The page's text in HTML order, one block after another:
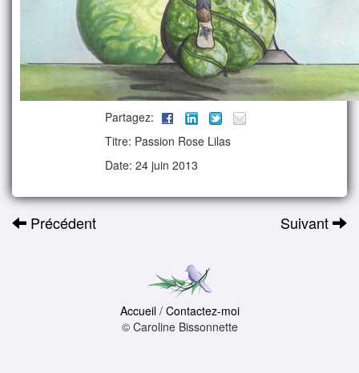
Partagez:
Titre: Passion Rose Lilas
Date: 24 juin 2013
Suivant
Précédent
Accueil/ Contactez-moi
© Caroline Bissonnette